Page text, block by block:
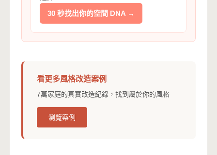
30 秒找出你的空間 DNA →
看更多風格改造案例
7萬家庭的真實改造紀錄，找到屬於你的風格
瀏覽案例